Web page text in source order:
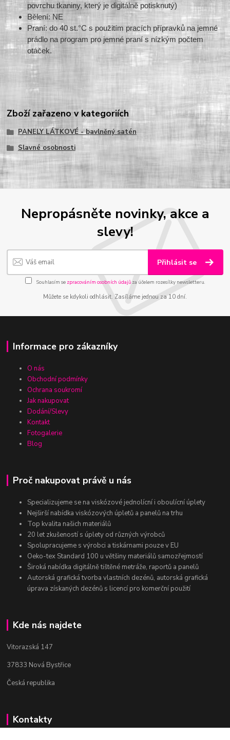
povrchu tkaniny, který je digitálně potisknutý)
Bělení: NE
Praní: do 40 st.°C s použitím pracích přípravků na jemné
prádlo na program pro jemné praní s nízkým počtem
otáček.
Zboží zařazeno v kategoriích
PANELY LÁTKOVÉ - bavlněný satén
Slavné osobnosti
Nepropásněte novinky, akce a
slevy!
Přihlásit se
Souhlasím se zpracováním osobních údajůza účelem rozesílky newsletteru.
Můžete se kdykoli odhlásit. Zasíláme jednou za 10 dní.
Informace pro zákazníky
O nás
Obchodní podmínky
Ochrana soukromí
Jak nakupovat
Dodání/Slevy
Kontakt
Fotogalerie
Blog
Proč nakupovat právě u nás
Specializujeme se na viskózové jednolícní i oboulícní úplety
Nejširší nabídka viskózových úpletů a panelů na trhu
Top kvalita našich materiálů
20 let zkušeností s úplety od různých výrobců
Spolupracujeme s výrobci a tiskárnami pouze v EU
Oeko-tex Standard 100 u většiny materiálů samozřejmostí
Široká nabídka digitálně tištěné metráže, raportů a panelů
Autorská grafická tvorba vlastních dezénů, autorská grafická
úprava získaných dezénů s licencí pro komerční použití
Kde nás najdete
Vitorazská 147
37833 Nová Bystřice
Česká republika
Kontakty